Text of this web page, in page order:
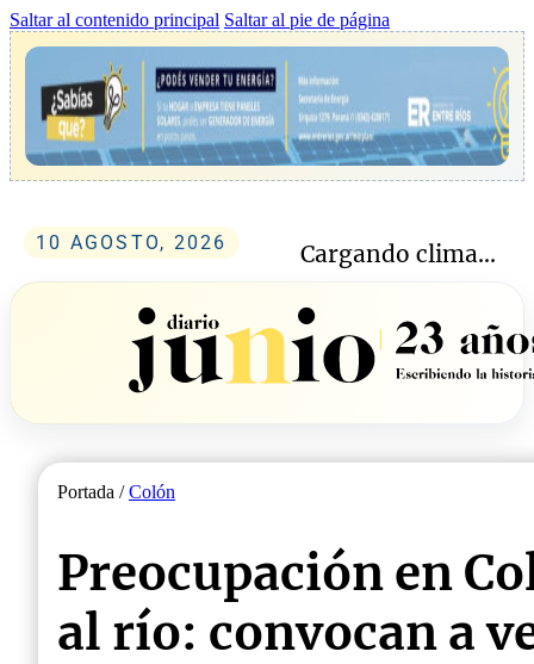
Saltar al contenido principal Saltar al pie de página
10 AGOSTO, 2026 Cargando clima...
Portada /Colón
Preocupación en
al río: convocan a